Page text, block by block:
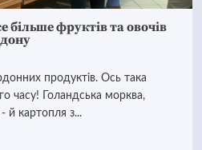
більше фруктів та овочів
продуктів. Ось така
часу! Голандська морква,
й картопля з...